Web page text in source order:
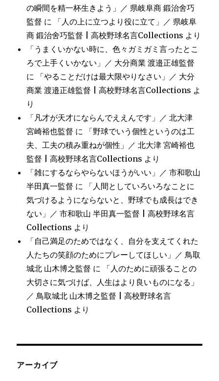
の瞬間を精一杯生きよう」／ 県岐阜商 鍛治舍巧
監督 に
「人の上に立つより役に立て」／ 県岐阜
商 鍛治舍巧監督 | 高校野球名言Collections より
「うまくいかない時に、色々ガミガミ言ったとこ
ろで上手くいかない」／ 大分商業 渡邉正雄監督
に
「やることだけは最大限やりなさい」／ 大分
商業 渡邉正雄監督 | 高校野球名言Collections よ
り
「凡才が天才にならんでええんです」／ 北大津
宮崎裕也監督 に
「野球でいう個性というのは工
夫、工夫の積み重ねが個性」／ 北大津 宮崎裕也
監督 | 高校野球名言Collections より
「雑にするならやらないほうがいい」／ 市和歌山
半田真一監督 に
「人間としていろいろなことに
気づけるようにならないと、野球でも成長はでき
ない」／ 市和歌山 半田真一監督 | 高校野球名言
Collections より
「自己満足のためではなく、自分を支えてくれた
人たちの笑顔のためにプレーしてほしい」／ 鳥取
城北 山木博之監督 に
「人のために頑張ることの
大切さに気づけば、人生はより良いものになる」
／ 鳥取城北 山木博之監督 | 高校野球名言
Collections より
アーカイブ